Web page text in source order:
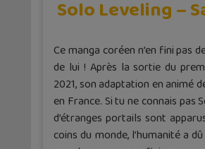
Solo Leveling –
Ce manga coréen n’en fini pas
de lui ! Après la sortie du
2021, son adaptation en animé
en France. Si tu ne connais pas
d’étranges portails sont
coins du monde, l’humanité a